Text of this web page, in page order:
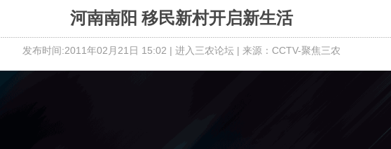
河南南阳 移民新村开启新生活
发布时间:2011年02月21日 15:02 | 进入三农论坛 | 来源：CCTV-聚焦三农